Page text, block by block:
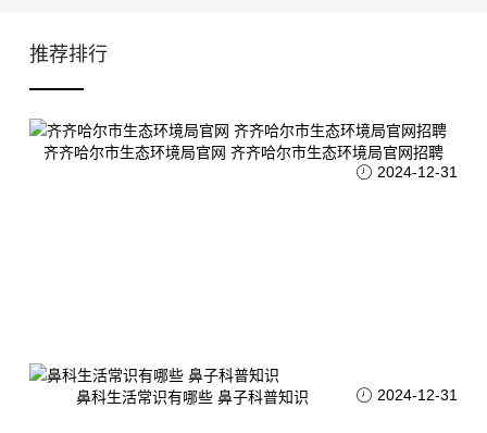
推荐排行
齐齐哈尔市生态环境局官网 齐齐哈尔市生态环境局官网招聘
2024-12-31
鼻科生活常识有哪些 鼻子科普知识 2024-12-31